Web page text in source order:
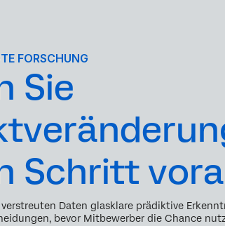
FORSCHUNG
Sie
Schritt
verstreuten Daten glasklare prädiktive
bevor Mitbewerber die Chance